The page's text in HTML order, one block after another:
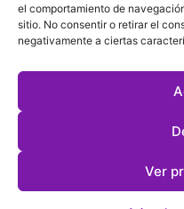
el comportamiento de
sitio. No consentir o retirar el
negativamente a ciertas
Ver
Celler Mas del Botó